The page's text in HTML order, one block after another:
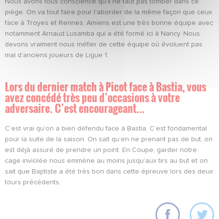
piège. On va tout faire pour l’aborder de la même façon que ceux
face à Troyes et Rennes. Amiens est une très bonne équipe avec
notamment Arnaud Lusamba qui a été formé ici à Nancy. Nous
devons vraiment nous méfier de cette équipe où évoluent pas
mal d’anciens joueurs de Ligue 1.
Lors du dernier match à Picot face à Bastia, vous
avez concédé très peu d’occasions à votre
adversaire. C’est encourageant…
C’est vrai qu’on a bien défendu face à Bastia. C’est fondamental
pour la suite de la saison. On sait qu’en ne prenant pas de but, on
est déjà assuré de prendre un point. En Coupe, garder notre
cage inviolée nous emmène au moins jusqu’aux tirs au but et on
sait que Baptiste a été très bon dans cette épreuve lors des deux
tours précédents.